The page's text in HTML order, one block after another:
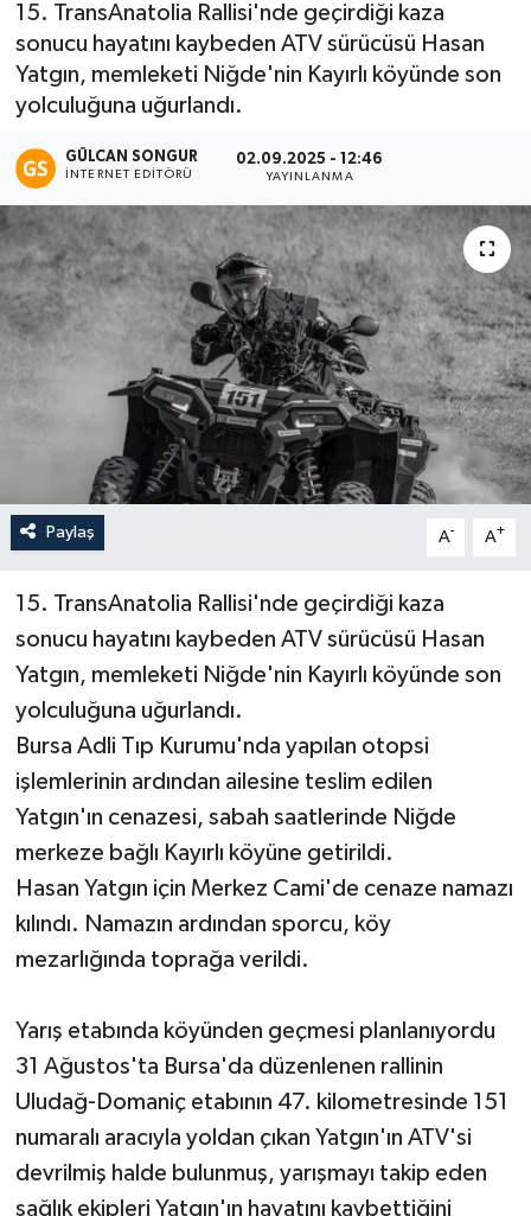
15. TransAnatolia Rallisi'nde geçirdiği kaza
sonucu hayatını kaybeden ATV sürücüsü Hasan
Yatgın, memleketi Niğde'nin Kayırlı köyünde son
yolculuğuna uğurlandı.
GÜLCAN SONGUR
İNTERNET EDITÖRÜ
02.09.2025 - 12:46
YAYINLANMA
Paylaş A- A+
15. TransAnatolia Rallisi'nde geçirdiği kaza
sonucu hayatını kaybeden ATV sürücüsü Hasan
Yatgın, memleketi Niğde'nin Kayırlı köyünde son
yolculuğuna uğurlandı.
Bursa Adli Tıp Kurumu'nda yapılan otopsi
işlemlerinin ardından ailesine teslim edilen
Yatgın'ın cenazesi, sabah saatlerinde Niğde
merkeze bağlı Kayırlı köyüne getirildi.
Hasan Yatgın için Merkez Cami'de cenaze namazı
kılındı. Namazın ardından sporcu, köy
mezarlığında toprağa verildi.
Yarış etabında köyünden geçmesi planlanıyordu
31 Ağustos'ta Bursa'da düzenlenen rallinin
Uludağ-Domaniç etabının 47. kilometresinde 151
numaralı aracıyla yoldan çıkan Yatgın'ın ATV'si
devrilmiş halde bulunmuş, yarışmayı takip eden
sağlık ekipleri Yatgın'ın hayatını kaybettiğini
Eğitim
Teknoloji
Asayiş
Resmi İlan